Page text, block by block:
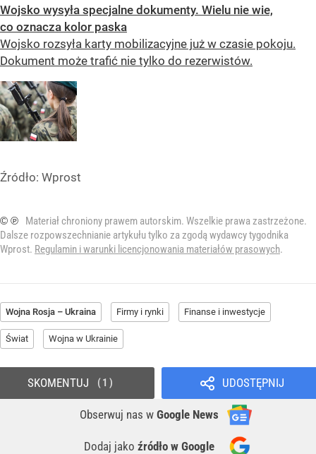
Wojsko wysyła specjalne dokumenty. Wielu nie wie,
co oznacza kolor paska
Wojsko rozsyła karty mobilizacyjne już w czasie pokoju.
Dokument może trafić nie tylko do rezerwistów.
Źródło: Wprost
© ℗
Materiał chroniony prawem autorskim. Wszelkie prawa zastrzeżone.
Dalsze rozpowszechnianie artykułu tylko za zgodą wydawcy tygodnika
Wprost. Regulamin i warunki licencjonowania materiałów prasowych.
Wojna Rosja – Ukraina Firmy i rynki Finanse i inwestycje
Świat Wojna w Ukrainie
UDOSTĘPNIJ
Obserwuj nas w Google News
Dodaj jako źródło w Google
SKOMENTUJ 1